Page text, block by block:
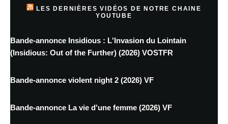
LES DERNIÈRES VIDÉOS DE NOTRE CHAINE
YOUTUBE
Bande-annonce Insidious : L'Invasion du Lointain
(Insidious: Out of the Further) (2026) VOSTFR
Bande-annonce violent night 2 (2026) VF
Bande-annonce La vie d'une femme (2026) VF